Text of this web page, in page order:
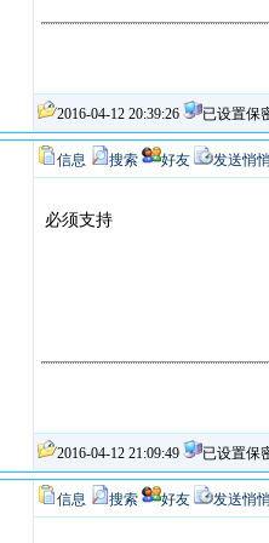
2016-04-12 20:39:26 已设置保
信息 搜索 好友 发送悄
必须支持
2016-04-12 21:09:49 已设置保
信息 搜索 好友 发送悄